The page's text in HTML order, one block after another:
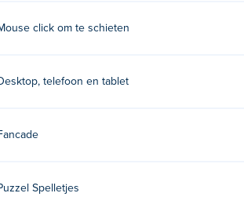
op Poki.
click om te schieten
telefoon en tablet
Spelletjes